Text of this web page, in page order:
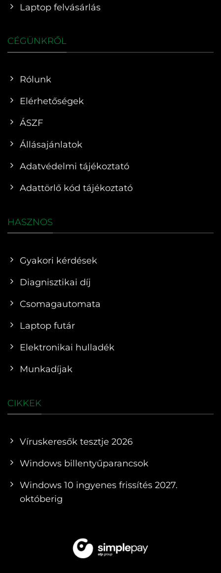
Laptop felvásárlás
CÉGÜNKRŐL
Rólunk
Elérhetőségek
ÁSZF
Állásajánlatok
Adatvédelmi tájékoztató
Adattörlő kód tájékoztató
HASZNOS
Gyakori kérdések
Diagnisztikai díj
Csomagautomata
Laptop futár
Elektronikai hulladék
Munkadíjak
CIKKEK
Víruskeresők tesztje 2026
Windows billentyűparancsok
Windows 10 ingyenes frissítés 2027.
októberig